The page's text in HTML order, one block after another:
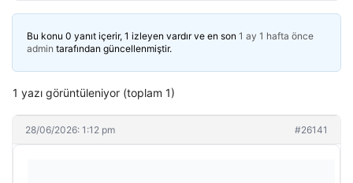
Bu konu 0 yanıt içerir, 1 izleyen vardır ve en son 1 ay 1 hafta önce
admin tarafından güncellenmiştir.
1 yazı görüntüleniyor (toplam 1)
28/06/2026: 1:12 pm #26141